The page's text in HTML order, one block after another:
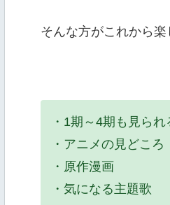
そんな方がこれから
・1期～4期も見ら
・アニメの見どころ
・原作漫画
・気になる主題歌